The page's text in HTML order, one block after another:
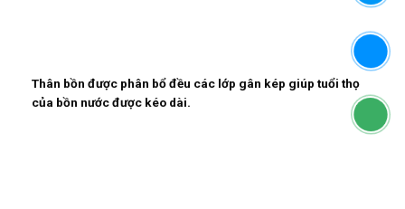
Thân bồn được phân bổ đều các lớp gân kép giúp tuổi thọ
của bồn nước được kéo dài.